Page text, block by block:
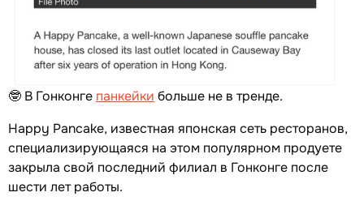
🤓 В Гонконге панкейки больше не в тренде.
Happy Pancake, известная японская сеть ресторанов,
специализирующаяся на этом популярном продуете
закрыла свой последний филиал в Гонконге после
шести лет работы.